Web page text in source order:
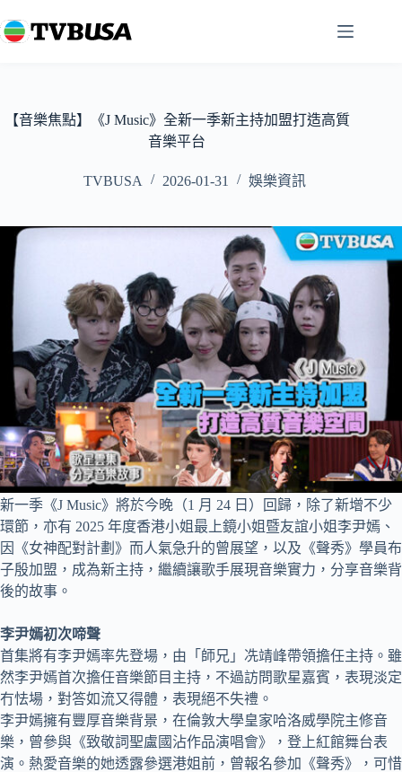
至
【音樂焦點】《J Music》全新一季新主持加盟打造高質
音樂平台
TVBUSA 2026-01-31 娛樂資訊
新一季《J Music》將於今晚（1 月 24 日）回歸，除了新增不少
環節，亦有 2025 年度香港小姐最上鏡小姐暨友誼小姐李尹嫣、
因《女神配對計劃》而人氣急升的曾展望，以及《聲秀》學員布
子殷加盟，成為新主持，繼續讓歌手展現音樂實力，分享音樂背
後的故事。
李尹嫣初次啼聲
首集將有李尹嫣率先登場，由「師兄」冼靖峰帶領擔任主持。雖
然李尹嫣首次擔任音樂節目主持，不過訪問歌星嘉賓，表現淡定
冇怯場，對答如流又得體，表現絕不失禮。
李尹嫣擁有豐厚音樂背景，在倫敦大學皇家哈洛威學院主修音
樂，曾參與《致敬詞聖盧國沾作品演唱會》，登上紅館舞台表
演。熱愛音樂的她透露參選港姐前，曾報名參加《聲秀》，可惜